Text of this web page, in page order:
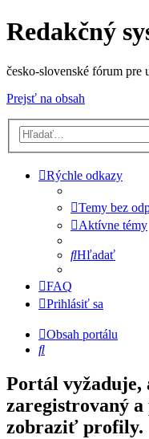
Redakčný
česko-slovenské fórum pre
Prejsť na obsah
Rýchle odkazy
Temy bez
Aktívne témy
Hľadať
FAQ
Prihlásiť sa
Obsah portálu
Hľadať
Portál vyžaduje,
zaregistrovaný a
zobraziť profily.